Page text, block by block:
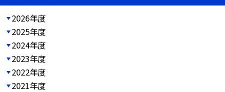
2026年度
2025年度
2024年度
2023年度
2022年度
2021年度